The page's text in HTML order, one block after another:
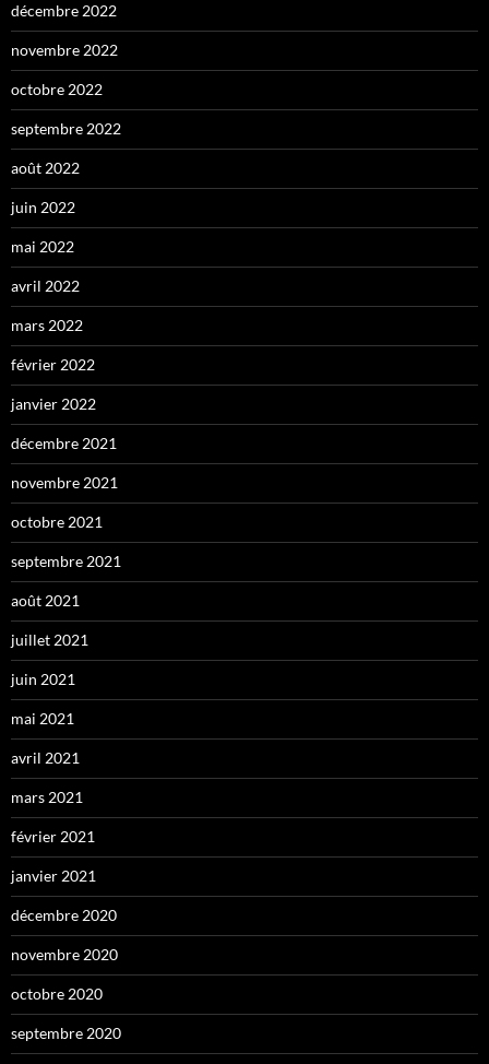
décembre 2022
novembre 2022
octobre 2022
septembre 2022
août 2022
juin 2022
mai 2022
avril 2022
mars 2022
février 2022
janvier 2022
décembre 2021
novembre 2021
octobre 2021
septembre 2021
août 2021
juillet 2021
juin 2021
mai 2021
avril 2021
mars 2021
février 2021
janvier 2021
décembre 2020
novembre 2020
octobre 2020
septembre 2020